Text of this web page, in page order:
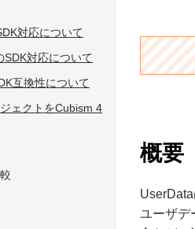
対応について
対応について
互換性について
ェクトをCubism 4
概要
ユーザデ